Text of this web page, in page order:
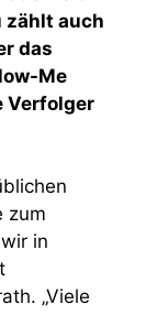
zählt auch
das
Me
Verfolger
zum
in
„Viele